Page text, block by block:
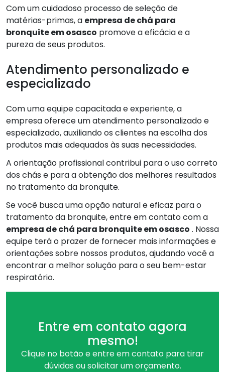
Com um cuidadoso processo de seleção de
matérias-primas, a empresa de chá para
bronquite em osasco promove a eficácia e a
pureza de seus produtos.
Atendimento personalizado e
especializado
Com uma equipe capacitada e experiente, a
empresa oferece um atendimento personalizado e
especializado, auxiliando os clientes na escolha dos
produtos mais adequados às suas necessidades.
A orientação profissional contribui para o uso correto
dos chás e para a obtenção dos melhores resultados
no tratamento da bronquite.
Se você busca uma opção natural e eficaz para o
tratamento da bronquite, entre em contato com a
empresa de chá para bronquite em osasco . Nossa
equipe terá o prazer de fornecer mais informações e
orientações sobre nossos produtos, ajudando você a
encontrar a melhor solução para o seu bem-estar
respiratório.
Entre em contato agora
mesmo!
Clique no botão e entre em contato para tirar
dúvidas ou solicitar um orçamento.